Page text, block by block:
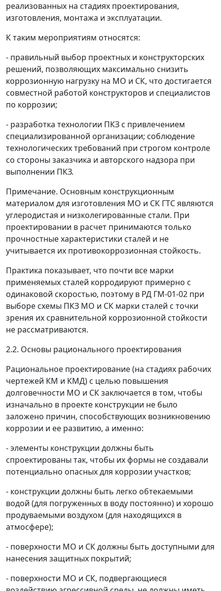
реализованных на стадиях проектирования,
изготовления, монтажа и эксплуатации.
К таким мероприятиям относятся:
- правильный выбор проектных и конструкторских
решений, позволяющих максимально снизить
коррозионную нагрузку на МО и СК, что достигается
совместной работой конструкторов и специалистов
по коррозии;
- разработка технологии ПКЗ с привлечением
специализированной организации; соблюдение
технологических требований при строгом контроле
со стороны заказчика и авторского надзора при
выполнении ПКЗ.
Примечание. Основным конструкционным
материалом для изготовления МО и СК ГТС являются
углеродистая и низколегированные стали. При
проектировании в расчет принимаются только
прочностные характеристики сталей и не
учитывается их противокоррозионная стойкость.
Практика показывает, что почти все марки
применяемых сталей корродируют примерно с
одинаковой скоростью, поэтому в РД ГМ-01-02 при
выборе схемы ПКЗ МО и СК марки сталей с точки
зрения их сравнительной коррозионной стойкости
не рассматриваются.
2.2. Основы рационального проектирования
Рациональное проектирование (на стадиях рабочих
чертежей КМ и КМД) с целью повышения
долговечности МО и СК заключается в том, чтобы
изначально в проекте конструкции не было
заложено причин, способствующих возникновению
коррозии и ее развитию, а именно:
- элементы конструкции должны быть
спроектированы так, чтобы их формы не создавали
потенциально опасных для коррозии участков;
- конструкции должны быть легко обтекаемыми
водой (для погруженных в воду постоянно) и хорошо
продуваемыми воздухом (для находящихся в
атмосфере);
- поверхности МО и СК должны быть доступными для
нанесения защитных покрытий;
- поверхности МО и СК, подвергающиеся